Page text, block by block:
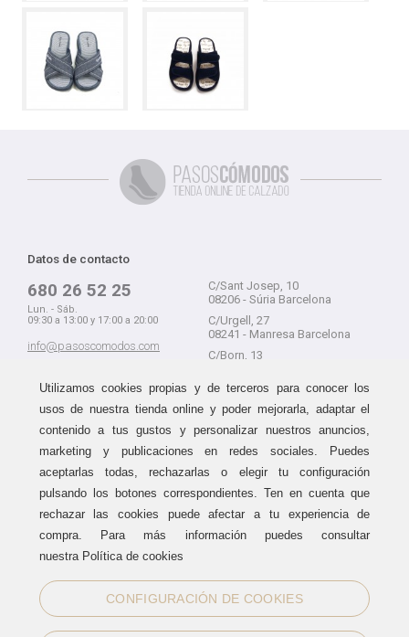
Datos de contacto
680 26 52 25
Lun. - Sáb.
09:30 a 13:00 y 17:00 a 20:00
info@pasoscomodos.com
C/Sant Josep, 10
08206 - Súria Barcelona
C/Urgell, 27
08241 - Manresa Barcelona
C/Born, 13
Guía de compra
Formas de pago
Métodos de envío
Área de clientes
Devolución sin problemas
Haz tus compras sin miedo a
equivocarte:
aceptamos devolucionesdurante
15 días.
Sellos de confianza
Utilizamos cookies propias y de terceros para conocer los
usos de nuestra tienda online y poder mejorarla, adaptar el
contenido a tus gustos y personalizar nuestros anuncios,
marketing y publicaciones en redes sociales. Puedes
aceptarlas todas, rechazarlas o elegir tu configuración
pulsando los botones correspondientes. Ten en cuenta que
rechazar las cookies puede afectar a tu experiencia de
compra. Para más información puedes consultar
nuestra Política de cookies
CONFIGURACIÓN DE COOKIES